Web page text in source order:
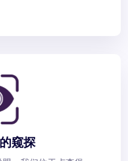
窥探